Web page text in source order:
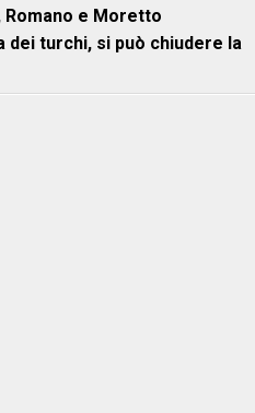
Romano e Moretto
turchi, si può chiudere la